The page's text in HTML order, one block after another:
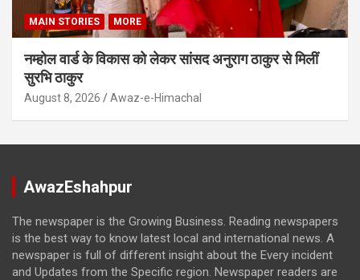
MAIN STORIES MORE
नम्होल वार्ड के विकास को लेकर सांसद अनुराग ठाकुर से मिलीं
सुरभि ठाकुर
August 8, 2026 Awaz-e-Himachal
AwazEshahpur
The newspaper is the Growing Business. Reading newspapers
is the best way to know latest local and international news. A
newspaper is full of different insight about the Every incident
and Updates from the Specific region. Newspaper readers are